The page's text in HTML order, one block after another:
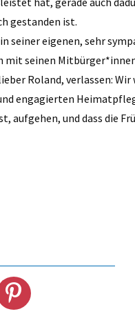
gestanden ist.
eigenen, sehr
seinen
Roland, verlassen: Wir
engagierten
aufgehen, und dass die